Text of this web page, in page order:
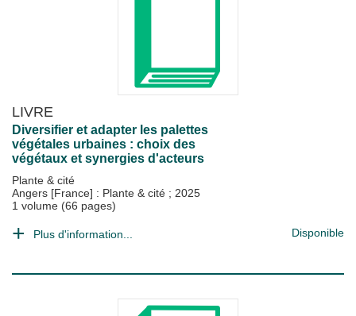
LIVRE
Diversifier et adapter les palettes
végétales urbaines : choix des
végétaux et synergies d'acteurs
Plante & cité
Angers [France] : Plante & cité ; 2025
1 volume (66 pages)
Plus d'information... Disponible